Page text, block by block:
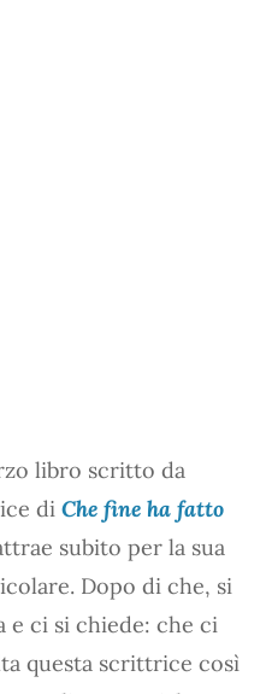
libro scritto da
di Che fine ha fatto
subito per la sua
Dopo di che, si
e ci si chiede: che ci
questa scrittrice così